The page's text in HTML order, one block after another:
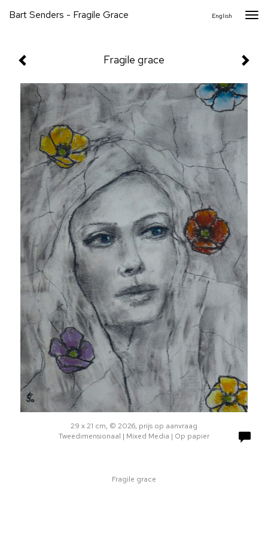
Bart Senders - Fragile Grace English
Fragile grace
29 x 21 cm, © 2026, prijs op aanvraag
Tweedimensionaal | Mixed Media | Op papier
Fragile grace